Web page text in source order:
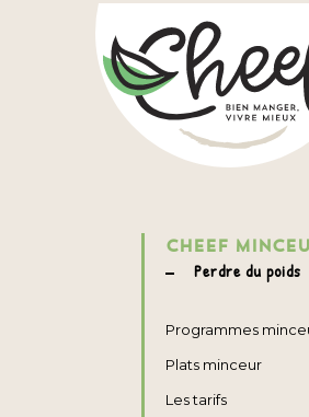
CHEEF
Perdre du poids
Programmes
Plats minceur
Les tarifs